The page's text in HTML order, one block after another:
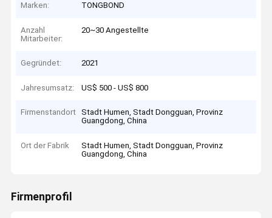
Marken: TONGBOND
Anzahl
Mitarbeiter:
20~30 Angestellte
Gegründet: 2021
Jahresumsatz: US$ 500 - US$ 800
Firmenstandort
Stadt Humen, Stadt Dongguan, Provinz
Guangdong, China
Ort der Fabrik
Stadt Humen, Stadt Dongguan, Provinz
Guangdong, China
Firmenprofil